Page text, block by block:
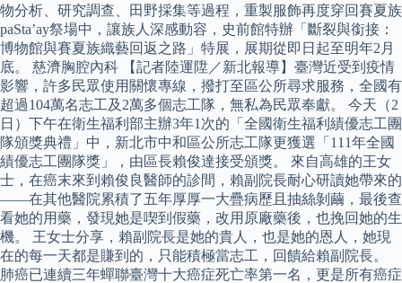
物分析、研究調查、田野採集等過程，重製服飾再度穿回賽夏族
paSta’ay祭場中，讓族人深感動容，史前館特辦「斷裂與銜接：
博物館與賽夏族織藝回返之路」特展，展期從即日起至明年2月
底。 慈濟胸腔內科 【記者陸運陞／新北報導】臺灣近受到疫情
影響，許多民眾使用關懷專線，撥打至區公所尋求服務，全國有
超過104萬名志工及2萬多個志工隊，無私為民眾奉獻。 今天（2
日）下午在衛生福利部主辦3年1次的「全國衛生福利績優志工團
隊頒獎典禮」中，新北市中和區公所志工隊更獲選「111年全國
績優志工團隊獎」，由區長賴俊達接受頒獎。 來自高雄的王女
士，在癌末來到賴俊良醫師的診間，賴副院長耐心研讀她帶來的
——在其他醫院累積了五年厚厚一大疊病歷且抽絲剝繭，最後查
看她的用藥，發現她是喫到假藥，改用原廠藥後，也挽回她的生
機。 王女士分享，賴副院長是她的貴人，也是她的恩人，她現
在的每一天都是賺到的，只能積極當志工，回饋給賴副院長。
肺癌已連續三年蟬聯臺灣十大癌症死亡率第一名，更是所有癌症